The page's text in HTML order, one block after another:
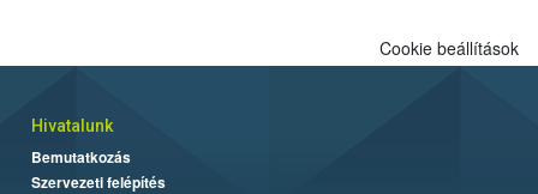
Cookie beállítások
Hivatalunk
Bemutatkozás
Szervezeti felépítés